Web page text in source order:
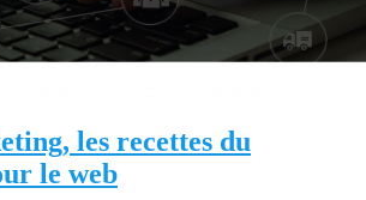
les recettes du
le web